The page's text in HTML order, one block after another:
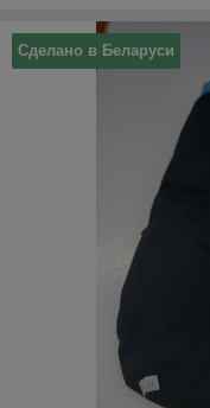
Сделано в Беларуси